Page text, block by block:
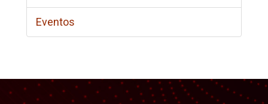
Eventos